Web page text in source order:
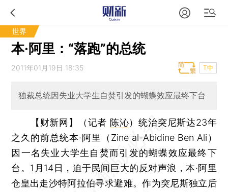
世界
本·阿里：“落跑”的总统
2011年01月19日 18:35 T中
独裁总统因失业大学生自焚引发的蝴蝶效应最终下台
【财新网】（记者 陈沁）统治突尼斯达23年
之久的前总统本·阿里（Zine al-Abidine Ben Ali）
因一名失业大学生自焚而引发的蝴蝶效应最终下
台。1月14日，迫于民间巨大的反对声浪，本·阿里
仓皇出走沙特阿拉伯寻求避难。作为突尼斯独立后